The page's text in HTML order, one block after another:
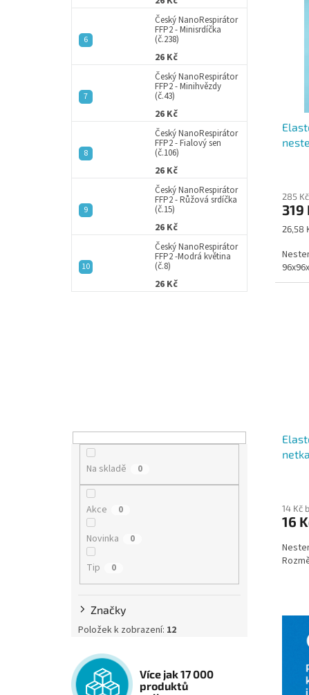
Český NanoRespirátor
FFP2 - Minisrdíčka
(č.238)
26 Kč
Český NanoRespirátor
FFP2 - Minihvězdy
(č.43)
26 Kč
Český NanoRespirátor
FFP2 - Fialový sen
(č.106)
26 Kč
Český NanoRespirátor
FFP2 - Růžová srdíčka
(č.15)
26 Kč
Český NanoRespirátor
FFP2 -Modrá květina
(č.8)
26 Kč
Na skladě 0
Akce 0
Novinka 0
Tip 0
Značky
Položek k zobrazení: 12
Více jak 17 000
produktů
285
319
Měrná
26,58
14 Kč
16